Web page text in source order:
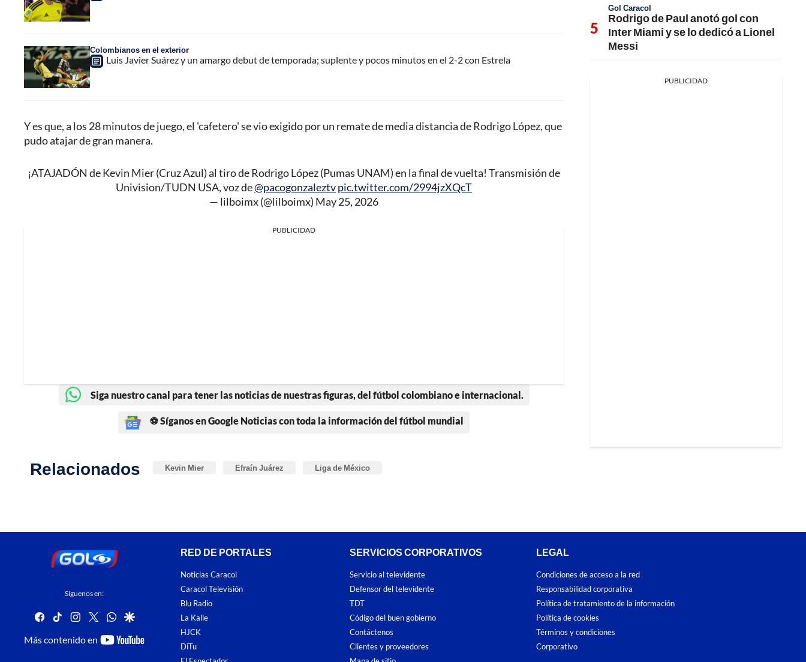
Colombianos en el exterior
Luis Javier Suárez y un amargo debut de temporada; suplente y pocos minutos en el 2-2 con Estrela
Y es que, a los 28 minutos de juego, el 'cafetero' se vio exigido por un remate de media distancia de Rodrigo López, que
pudo atajar de gran manera.
¡ATAJADÓN de Kevin Mier (Cruz Azul) al tiro de Rodrigo López (Pumas UNAM) en la final de vuelta! Transmisión de
Univision/TUDN USA, voz de@pacogonzaleztvpic.twitter.com/2994jzXQcT
— lilboimx (@lilboimx) May 25, 2026
PUBLICIDAD
Siga nuestro canal para tener las noticias de nuestras figuras, del fútbol colombiano e internacional.
⚽ Síganos en Google Noticias con toda la información del fútbol mundial
Relacionados Kevin Mier Efraín Juárez Liga de México
Gol Caracol
Rodrigo de Paul anotó gol con
Inter Miami y se lo dedicó a Lionel
Messi
PUBLICIDAD
Síguenos en:
facebook
tiktokinstagram
twitterwhatsapp
google
Más contenido en
youtube-
RED DE PORTALES
Noticias Caracol
Caracol Televisión
Blu Radio
La Kalle
HJCK
DiTu
SERVICIOS CORPORATIVOS
Servicio al televidente
Defensor del televidente
TDT
Código del buen gobierno
Contáctenos
Clientes y proveedores
LEGAL
Condiciones de acceso a la red
Responsabilidad corporativa
Política de tratamiento de la información
Política de cookies
Términos y condiciones
Corporativo